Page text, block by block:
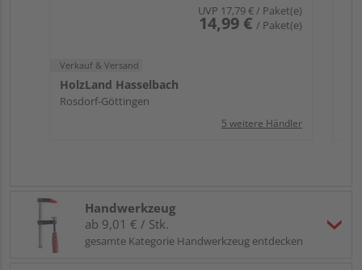
UVP 17,79 €/ Paket(e)
14,99 € / Paket(e)
Verkauf & Versand
HolzLand Hasselbach
Rosdorf-Göttingen
5 weitere Händler
Handwerkzeug
ab 9,01 € / Stk.
gesamte Kategorie Handwerkzeug entdecken